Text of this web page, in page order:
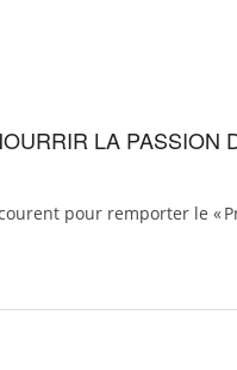
LA PASSION
pour remporter le «